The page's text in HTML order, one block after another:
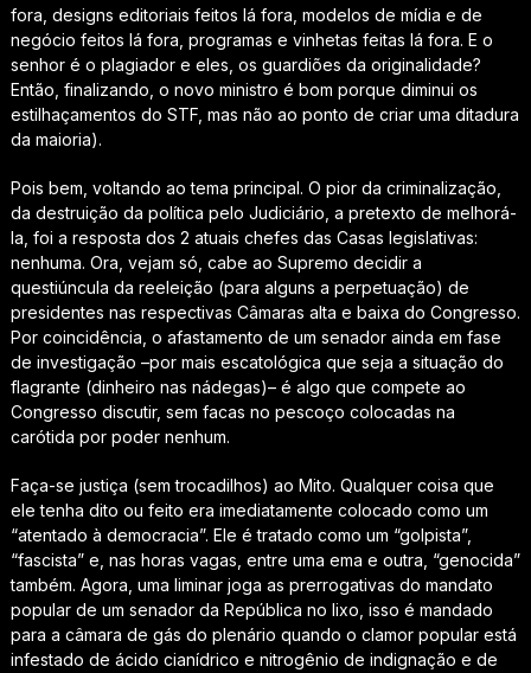
fora, designs editoriais feitos lá fora, modelos de mídia e de
negócio feitos lá fora, programas e vinhetas feitas lá fora. E o
senhor é o plagiador e eles, os guardiões da originalidade?
Então, finalizando, o novo ministro é bom porque diminui os
estilhaçamentos do STF, mas não ao ponto de criar uma ditadura
da maioria).
Pois bem, voltando ao tema principal. O pior da criminalização,
da destruição da política pelo Judiciário, a pretexto de melhorá-
la, foi a resposta dos 2 atuais chefes das Casas legislativas:
nenhuma. Ora, vejam só, cabe ao Supremo decidir a
questiúncula da reeleição (para alguns a perpetuação) de
presidentes nas respectivas Câmaras alta e baixa do Congresso.
Por coincidência, o afastamento de um senador ainda em fase
de investigação –por mais escatológica que seja a situação do
flagrante (dinheiro nas nádegas)– é algo que compete ao
Congresso discutir, sem facas no pescoço colocadas na
carótida por poder nenhum.
Faça-se justiça (sem trocadilhos) ao Mito. Qualquer coisa que
ele tenha dito ou feito era imediatamente colocado como um
“atentado à democracia”. Ele é tratado como um “golpista”,
“fascista” e, nas horas vagas, entre uma ema e outra, “genocida”
também. Agora, uma liminar joga as prerrogativas do mandato
popular de um senador da República no lixo, isso é mandado
para a câmara de gás do plenário quando o clamor popular está
infestado de ácido cianídrico e nitrogênio de indignação e de